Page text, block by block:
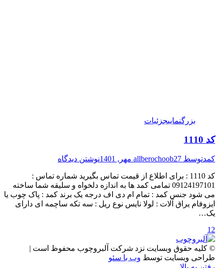
بزرگنماییجزئیات
کد 1110
کمدتوسط allberochoob27 مهر, 1401 نوشتن دیدگاه
کد 1110 : برای اطلاع از قیمت تماس بگیرید شماره تماس :
09124197101 تمامی کمد ها به اندازه دلخواه و سلیقه شما ساخته
می شود جنس کمد : تمام ام دی اف درجه یک برند کمد : پاک چوب یا
ایزوفام یراق آلات : لولا نایس نوع ریل : سه تکه ساچمه ای دارای
یک…
1 2
© کلیه حقوق وبسایت نزد شرکت آلبروچوب محفوظ است |
طراحی وبسایت توسط وب با سئو